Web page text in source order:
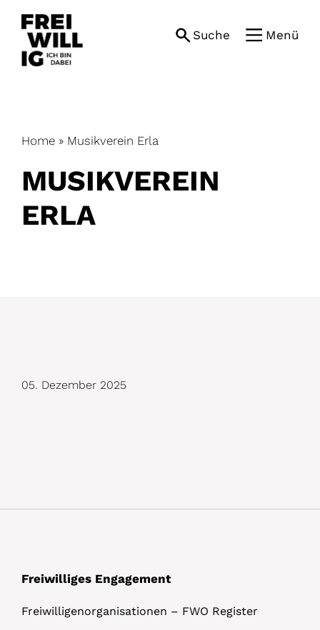
content
Suche Menü
Home » Musikverein Erla
MUSIKVEREIN
ERLA
D
05. Dezember 2025
Freiwilliges Engagement
Freiwilligenorganisationen – FWO Register